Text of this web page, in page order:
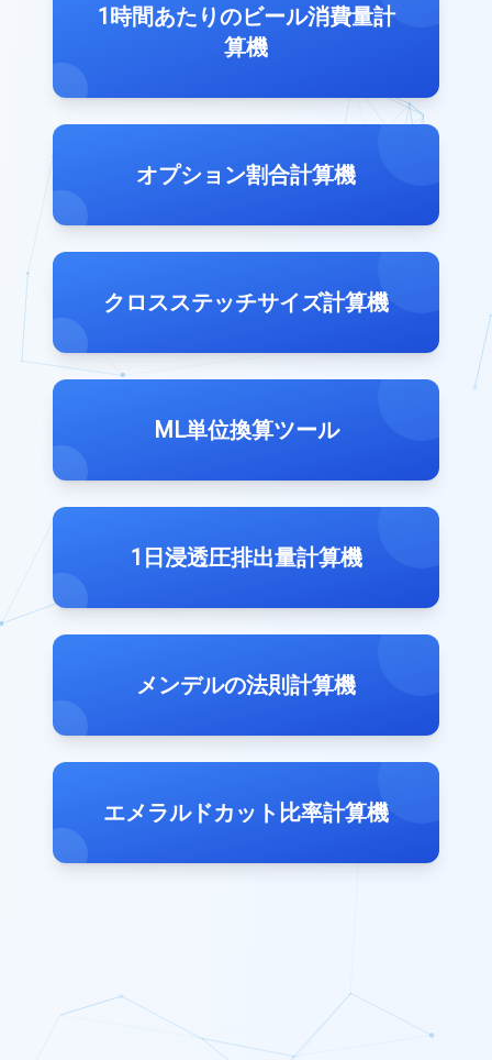
1時間あたりのビール消費量計
算機
オプション割合計算機
クロスステッチサイズ計算機
ML単位換算ツール
1日浸透圧排出量計算機
メンデルの法則計算機
エメラルドカット比率計算機